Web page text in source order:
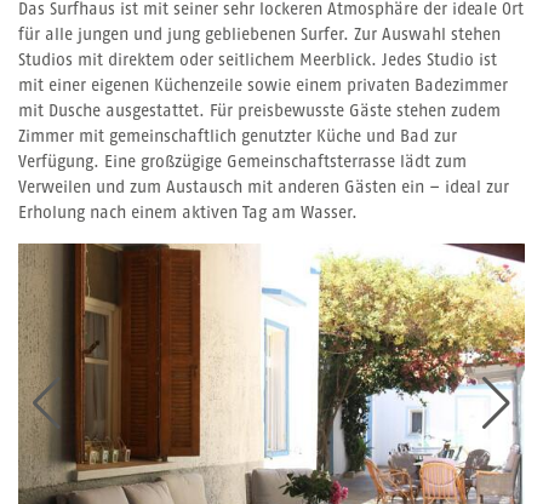
Das Surfhaus ist mit seiner sehr lockeren Atmosphäre der ideale Ort
für alle jungen und jung gebliebenen Surfer. Zur Auswahl stehen
Studios mit direktem oder seitlichem Meerblick. Jedes Studio ist
mit einer eigenen Küchenzeile sowie einem privaten Badezimmer
mit Dusche ausgestattet. Für preisbewusste Gäste stehen zudem
Zimmer mit gemeinschaftlich genutzter Küche und Bad zur
Verfügung. Eine großzügige Gemeinschaftsterrasse lädt zum
Verweilen und zum Austausch mit anderen Gästen ein – ideal zur
Erholung nach einem aktiven Tag am Wasser.